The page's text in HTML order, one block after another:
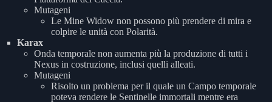
Mutageni
Le Mine Widow non possono più prendere di mira e
colpire le unità con Polarità.
Karax
Onda temporale non aumenta più la produzione di tutti i
Nexus in costruzione, inclusi quelli alleati.
Mutageni
Risolto un problema per il quale un Campo temporale
poteva rendere le Sentinelle immortali mentre era